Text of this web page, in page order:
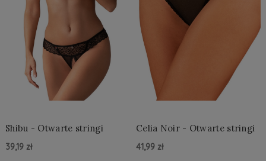
Shibu - Otwarte stringi
39,19 zł
Celia Noir - Otwarte stringi
41,99 zł